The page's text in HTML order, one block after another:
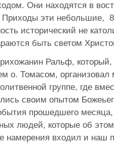
Они находятся в
Приходы эти небольшие,
исторический не
быть светом
Ральф,
о. Томасом,
группе, где
своим опытом
прошедшего
людей, которые об
намерения входил и наш